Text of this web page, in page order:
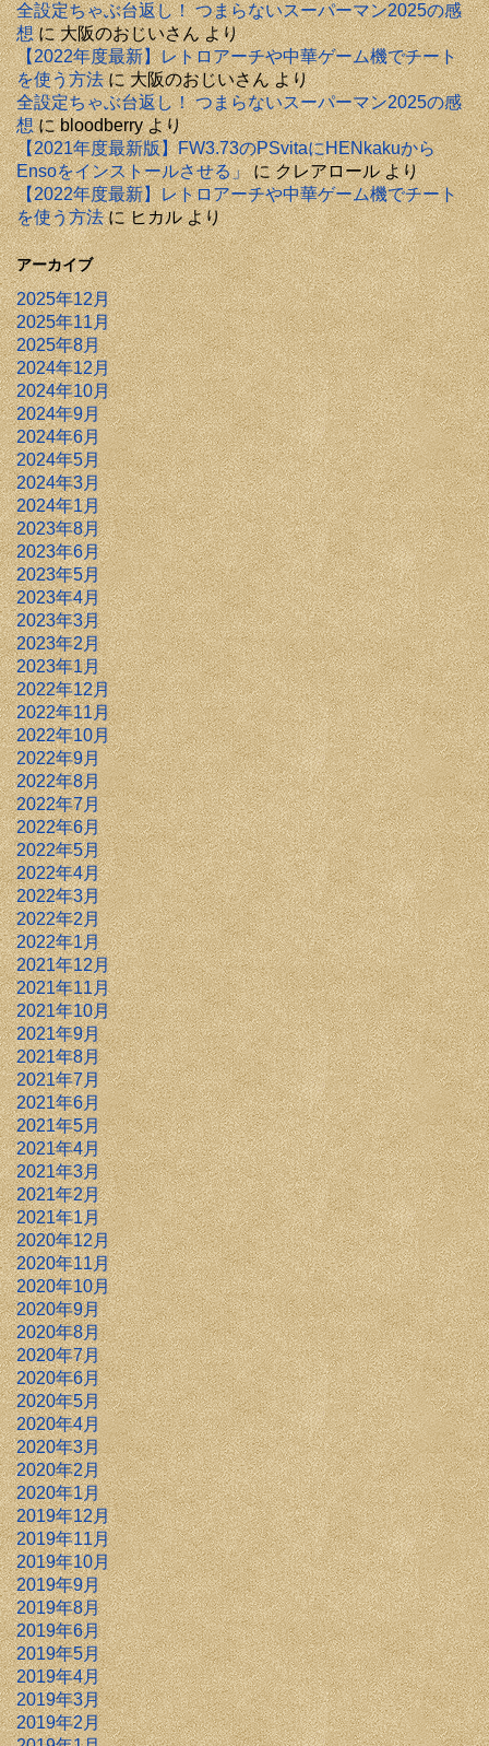
全設定ちゃぶ台返し！ つまらないスーパーマン2025の感
想に大阪のおじいさんより
【2022年度最新】レトロアーチや中華ゲーム機でチート
を使う方法に大阪のおじいさんより
全設定ちゃぶ台返し！ つまらないスーパーマン2025の感
想にbloodberryより
【2021年度最新版】FW3.73のPSvitaにHENkakuから
Ensoをインストールさせる」にクレアロールより
【2022年度最新】レトロアーチや中華ゲーム機でチート
を使う方法にヒカルより
アーカイブ
2025年12月
2025年11月
2025年8月
2024年12月
2024年10月
2024年9月
2024年6月
2024年5月
2024年3月
2024年1月
2023年8月
2023年6月
2023年5月
2023年4月
2023年3月
2023年2月
2023年1月
2022年12月
2022年11月
2022年10月
2022年9月
2022年8月
2022年7月
2022年6月
2022年5月
2022年4月
2022年3月
2022年2月
2022年1月
2021年12月
2021年11月
2021年10月
2021年9月
2021年8月
2021年7月
2021年6月
2021年5月
2021年4月
2021年3月
2021年2月
2021年1月
2020年12月
2020年11月
2020年10月
2020年9月
2020年8月
2020年7月
2020年6月
2020年5月
2020年4月
2020年3月
2020年2月
2020年1月
2019年12月
2019年11月
2019年10月
2019年9月
2019年8月
2019年6月
2019年5月
2019年4月
2019年3月
2019年2月